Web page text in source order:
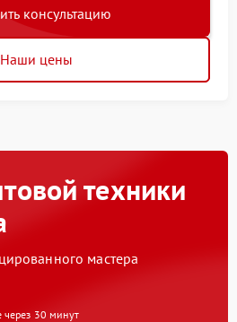
консультацию
Наши цены
техники
мастера
через 30 минут